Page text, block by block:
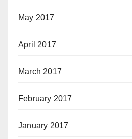
May 2017
April 2017
March 2017
February 2017
January 2017